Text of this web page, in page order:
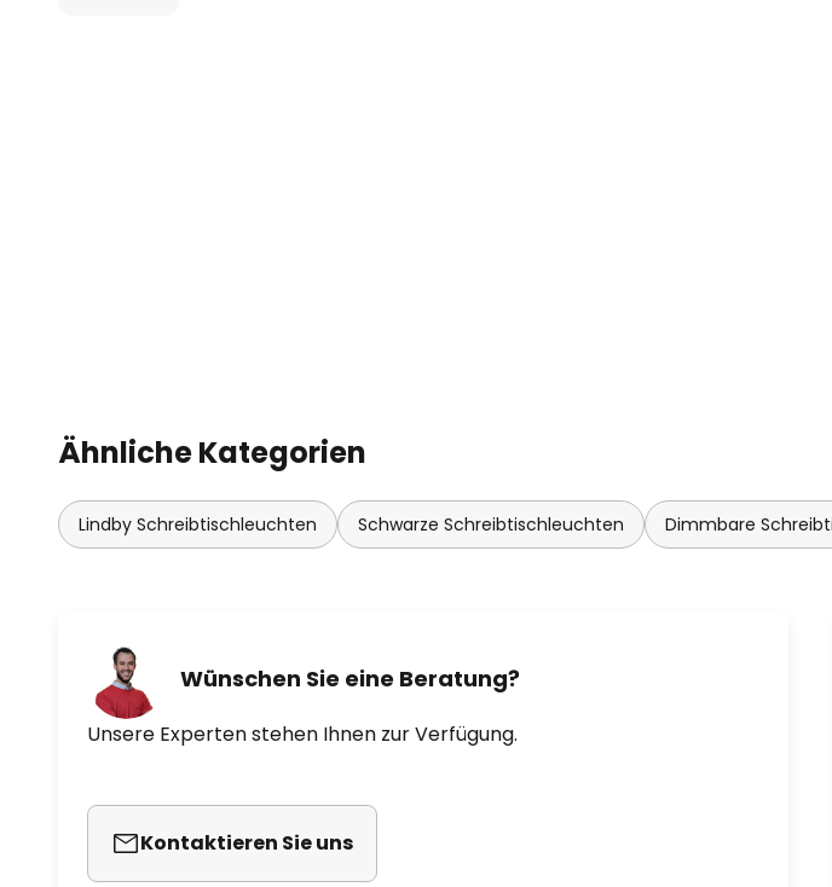
Ähnliche Kategorien
Lindby Schreibtischleuchten Schwarze Schreibtischleuchten Dimmbare
Wünschen Sie eine Beratung?
Unsere Experten stehen Ihnen zur Verfügung.
Kontaktieren Sie uns